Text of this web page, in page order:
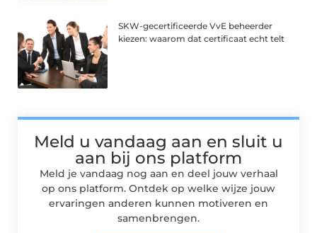
SKW-gecertificeerde VvE beheerder
kiezen: waarom dat certificaat echt telt
Meld u vandaag aan en sluit u
aan bij ons platform
Meld je vandaag nog aan en deel jouw verhaal
op ons platform. Ontdek op welke wijze jouw
ervaringen anderen kunnen motiveren en
samenbrengen.